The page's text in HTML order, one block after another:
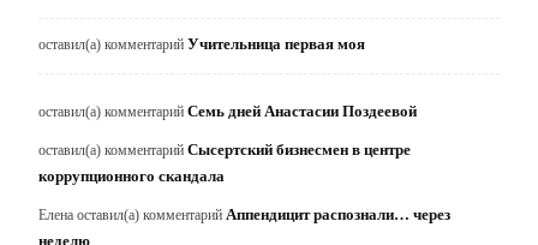
оставил(а) комментарий Учительница первая моя
оставил(а) комментарий Семь дней Анастасии Поздеевой
оставил(а) комментарий Сысертский бизнесмен в центре
коррупционного скандала
Елена оставил(а) комментарий Аппендицит распознали… через
неделю